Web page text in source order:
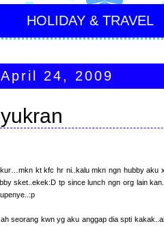
HOLIDAY & TRAVEL
24, 2009
kt kfc hr ni..kalu mkn ngn hubby aku
sket..ekek:D tp since lunch ngn org lain
seorang kwn yg aku anggap dia spti